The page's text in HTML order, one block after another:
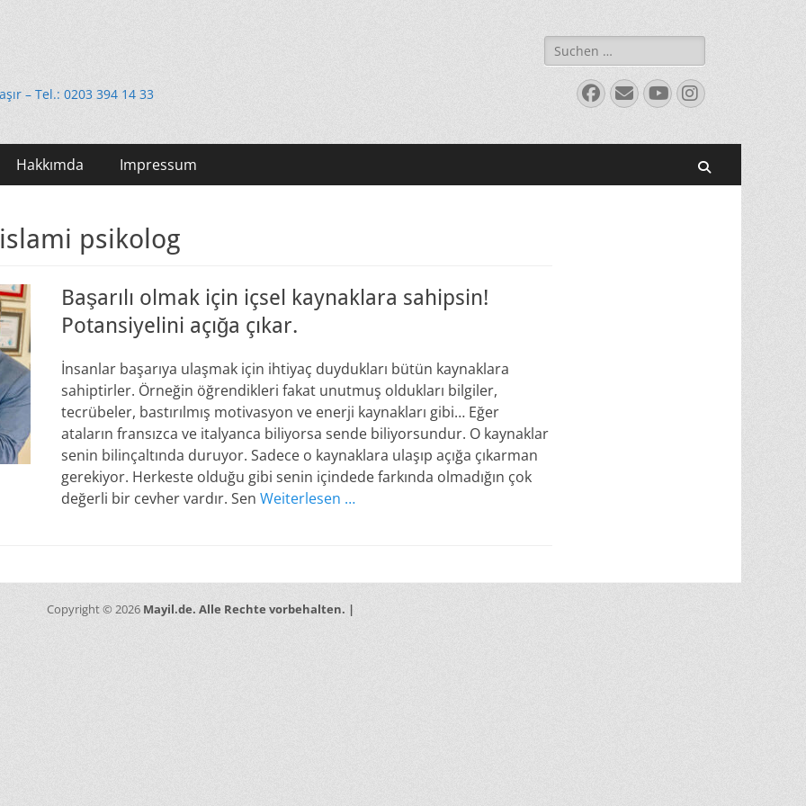
– Tel.: 0203 394 14 33
Suchen
nach:
Facebook
E-
Mail
YouTube
Instagram
Hakkımda Impressum
islami psikolog
Başarılı olmak için içsel kaynaklara sahipsin!
Potansiyelini açığa çıkar.
İnsanlar başarıya ulaşmak için ihtiyaç duydukları bütün kaynaklara
sahiptirler. Örneğin öğrendikleri fakat unutmuş oldukları bilgiler,
tecrübeler, bastırılmış motivasyon ve enerji kaynakları gibi… Eğer
ataların fransızca ve italyanca biliyorsa sende biliyorsundur. O kaynaklar
senin bilinçaltında duruyor. Sadece o kaynaklara ulaşıp açığa çıkarman
gerekiyor. Herkeste olduğu gibi senin içindede farkında olmadığın çok
değerli bir cevher vardır. Sen Weiterlesen …
Mayil.de